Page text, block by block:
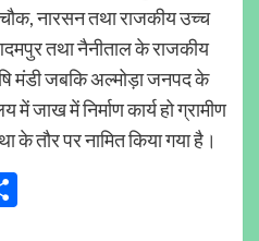
नारसन तथा राजकीय उच्च
तथा नैनीताल के राजकीय
मंडी जबकि अल्मोड़ा जनपद के
में जाख में निर्माण कार्य हो ग्रामीण
के तौर पर नामित किया गया है।